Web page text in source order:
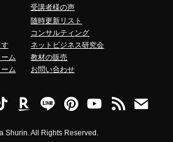
受講者様の声
ム
ム
随時更新リスト
コンサルティング
ネットビジネス研究会
教材の販売
お問い合わせ
Shurin. All Rights Reserved.